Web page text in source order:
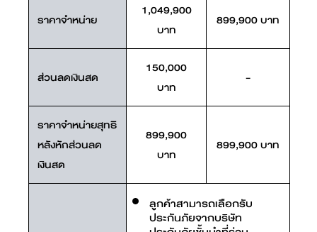
ราคาจำหน่าย
1,049,900
บาท
899,900 บาท
ส่วนลดเงินสด
150,000
บาท
-
ราคาจำหน่ายสุทธิ
หลังหักส่วนลด
เงินสด
899,900
บาท
899,900 บาท
ลูกค้าสามารถเลือกรับ
ประกันภัยจากบริษัท